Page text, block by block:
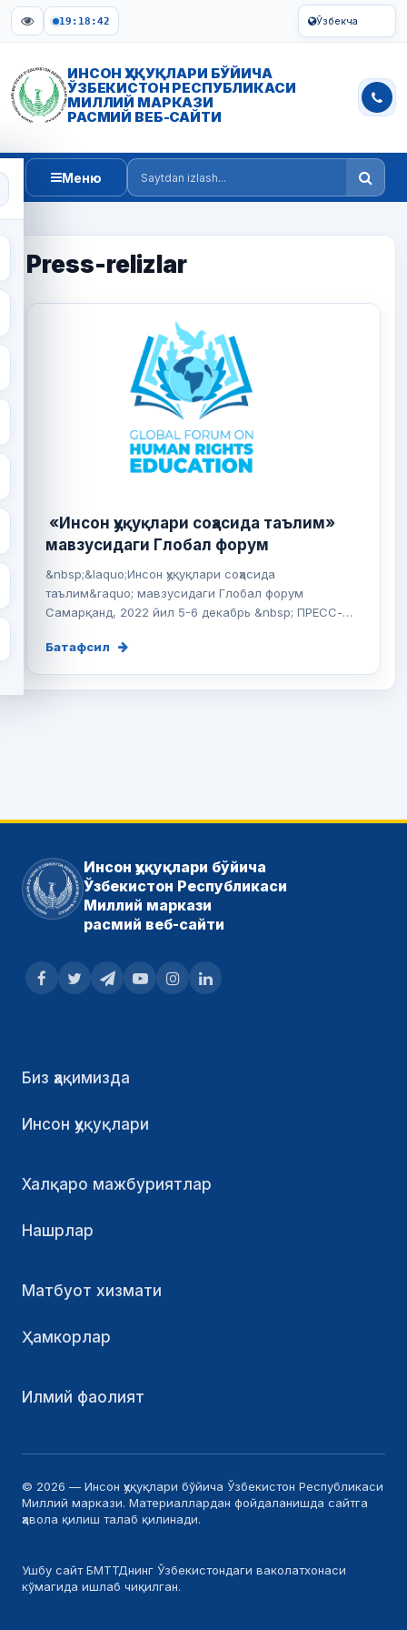
19:18:42 Ўзбекча
ИНСОН ҲУҚУҚЛАРИ БЎЙИЧА
ЎЗБЕКИСТОН РЕСПУБЛИКАСИ
МИЛЛИЙ МАРКАЗИ
РАСМИЙ ВЕБ-САЙТИ
Меню
Saytdan izlash
Press-relizlar
«Инсон ҳуқуқлари соҳасида таълим»
мавзусидаги Глобал форум
&nbsp;&laquo;Инсон ҳуқуқлари соҳасида
таълим&raquo; мавзусидаги Глобал форум
Самарқанд, 2022 йил 5-6 декабрь &nbsp; ПРЕСС-
Батафсил
Инсон ҳуқуқлари бўйича
Ўзбекистон Республикаси
Миллий маркази
расмий веб-сайти
Биз ҳақимизда
Инсон ҳуқуқлари
Халқаро мажбуриятлар
Нашрлар
Матбуот хизмати
Ҳамкорлар
Илмий фаолият
© 2026 — Инсон ҳуқуқлари бўйича Ўзбекистон Республикаси
Миллий маркази. Материаллардан фойдаланишда сайтга
ҳавола қилиш талаб қилинади.
Ушбу сайт БМТТДнинг Ўзбекистондаги ваколатхонаси
кўмагида ишлаб чиқилган.